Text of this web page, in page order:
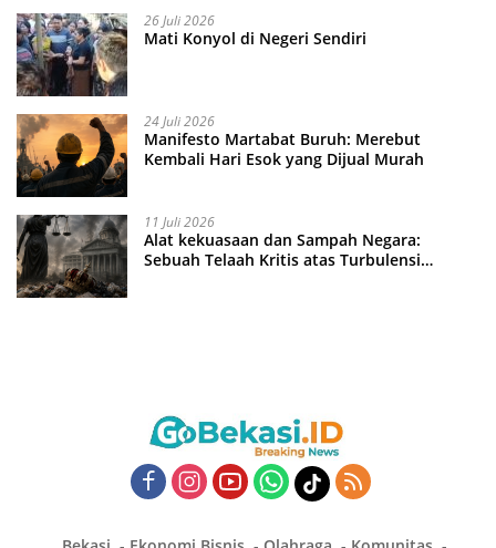
26 Juli 2026
Mati Konyol di Negeri Sendiri
24 Juli 2026
Manifesto Martabat Buruh: Merebut
Kembali Hari Esok yang Dijual Murah
11 Juli 2026
Alat kekuasaan dan Sampah Negara:
Sebuah Telaah Kritis atas Turbulensi